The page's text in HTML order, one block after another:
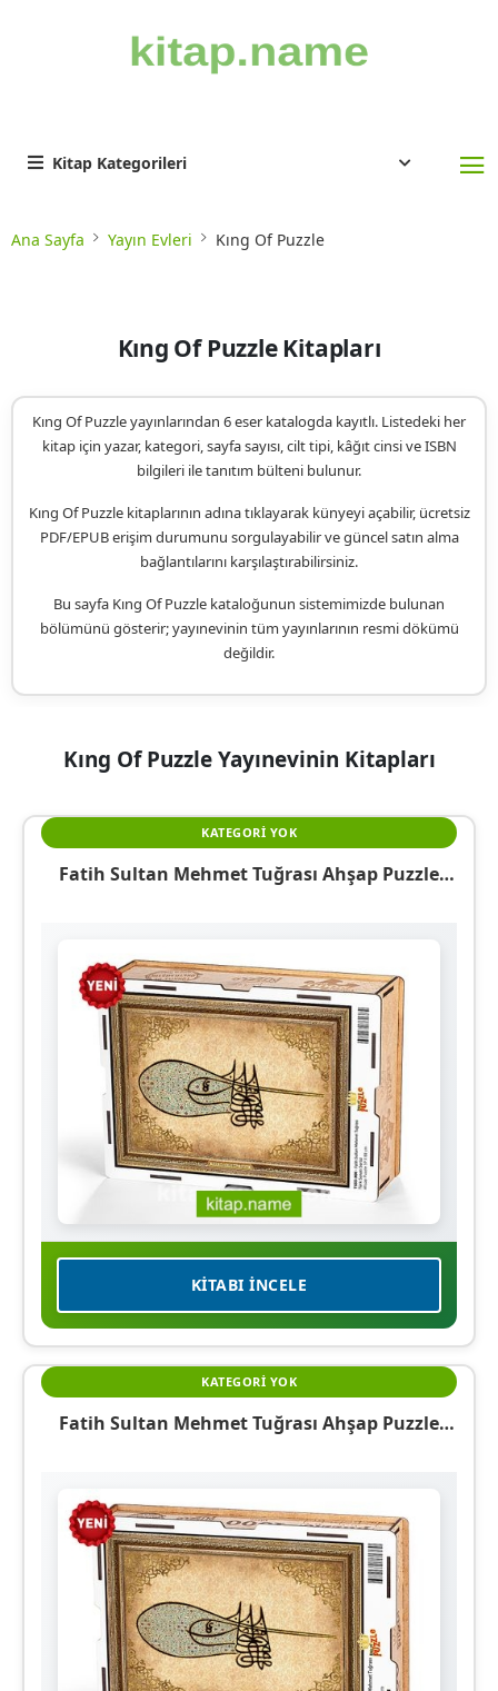
Kitap Kategorileri
Ana Sayfa Yayın Evleri Kıng Of Puzzle
Kıng Of Puzzle Kitapları
Kıng Of Puzzle yayınlarından 6 eser katalogda kayıtlı. Listedeki her
kitap için yazar, kategori, sayfa sayısı, cilt tipi, kâğıt cinsi ve ISBN
bilgileri ile tanıtım bülteni bulunur.
Kıng Of Puzzle kitaplarının adına tıklayarak künyeyi açabilir, ücretsiz
PDF/EPUB erişim durumunu sorgulayabilir ve güncel satın alma
bağlantılarını karşılaştırabilirsiniz.
Bu sayfa Kıng Of Puzzle kataloğunun sistemimizde bulunan
bölümünü gösterir; yayınevinin tüm yayınlarının resmi dökümü
değildir.
Kıng Of Puzzle Yayınevinin Kitapları
KATEGORI YOK
Fatih Sultan Mehmet Tuğrası Ahşap Puzzle
KITABI İNCELE
KATEGORI YOK
Fatih Sultan Mehmet Tuğrası Ahşap Puzzle